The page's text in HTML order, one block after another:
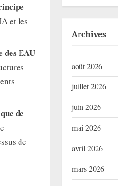
et les
des EAU
de
de
Archives
août 2026
juillet 2026
juin 2026
mai 2026
avril 2026
mars 2026